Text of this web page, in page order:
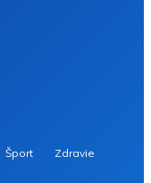
Šport
Zdravie